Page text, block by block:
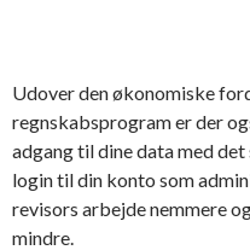
Udover den økonomiske
regnskabsprogram er der
adgang til dine data med
login til din konto som
revisors arbejde nemmere
mindre.